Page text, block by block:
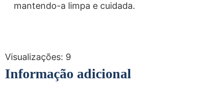
mantendo-a limpa e cuidada.
Visualizações: 9
Informação adicional